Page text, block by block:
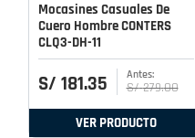
Mocasines Casuales De
Cuero Hombre CONTERS
CLQ3-DH-11
S/ 181.35 S/ 279.00
VER PRODUCTO